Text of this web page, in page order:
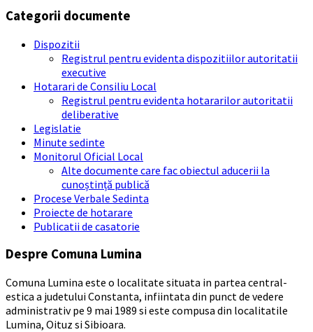
Categorii documente
Dispozitii
Registrul pentru evidenta dispozitiilor autoritatii
executive
Hotarari de Consiliu Local
Registrul pentru evidenta hotararilor autoritatii
deliberative
Legislatie
Minute sedinte
Monitorul Oficial Local
Alte documente care fac obiectul aducerii la
cunoștință publică
Procese Verbale Sedinta
Proiecte de hotarare
Publicatii de casatorie
Despre Comuna Lumina
Comuna Lumina este o localitate situata in partea central-
estica a judetului Constanta, infiintata din punct de vedere
administrativ pe 9 mai 1989 si este compusa din localitatile
Lumina, Oituz si Sibioara.